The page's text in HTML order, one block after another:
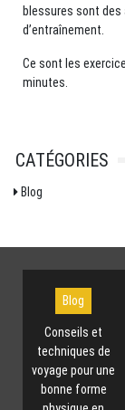
blessures sont
d’entraînement.
Ce sont les
minutes.
CATÉGORIES
Blog
Blog
Conseils et
techniques de
voyage pour une
bonne forme